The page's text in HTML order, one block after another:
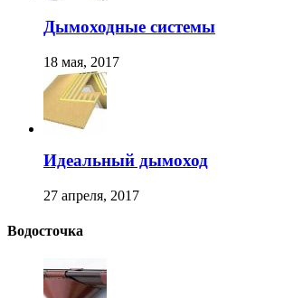
Дымоходные системы
18 мая, 2017
Идеальный дымоход
27 апреля, 2017
Водосточка